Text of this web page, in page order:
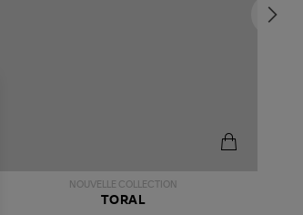
NOUVELLE COLLECTION
TORAL